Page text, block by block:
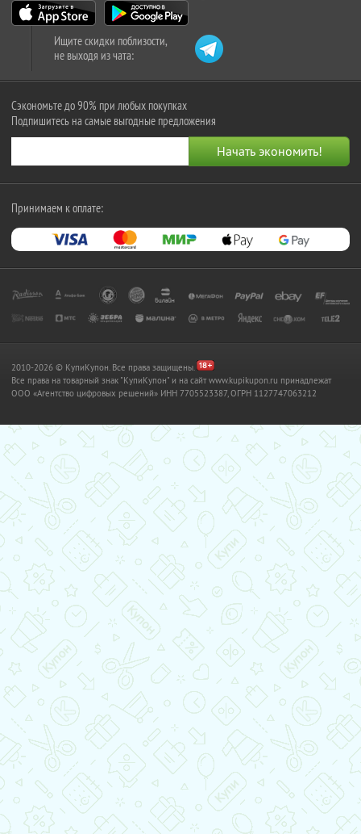
Ищите скидки поблизости,
не выходя из чата:
Сэкономьте до 90% при любых покупках
Подпишитесь на самые выгодные предложения
Принимаем к оплате:
2010-2026 © КупиКупон. Все права защищены.
Все права на товарный знак "КупиКупон" и на сайт www.kupikupon.ru принадлежат
OOO «Агентство цифровых решений» ИНН 7705523387, ОГРН 1127747063212